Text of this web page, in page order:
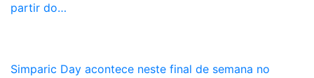
partir do…
Simparic Day acontece neste final de semana no